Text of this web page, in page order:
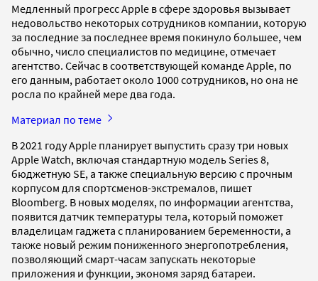
Медленный прогресс Apple в сфере здоровья вызывает
недовольство некоторых сотрудников компании, которую
за последние за последнее время покинуло большее, чем
обычно, число специалистов по медицине, отмечает
агентство. Сейчас в соответствующей команде Apple, по
его данным, работает около 1000 сотрудников, но она не
росла по крайней мере два года.
Материал по теме
В 2021 году Apple планирует выпустить сразу три новых
Apple Watch, включая стандартную модель Series 8,
бюджетную SE, а также специальную версию с прочным
корпусом для спортсменов-экстремалов, пишет
Bloomberg. В новых моделях, по информации агентства,
появится датчик температуры тела, который поможет
владелицам гаджета с планированием беременности, а
также новый режим пониженного энергопотребления,
позволяющий смарт-часам запускать некоторые
приложения и функции, экономя заряд батареи.